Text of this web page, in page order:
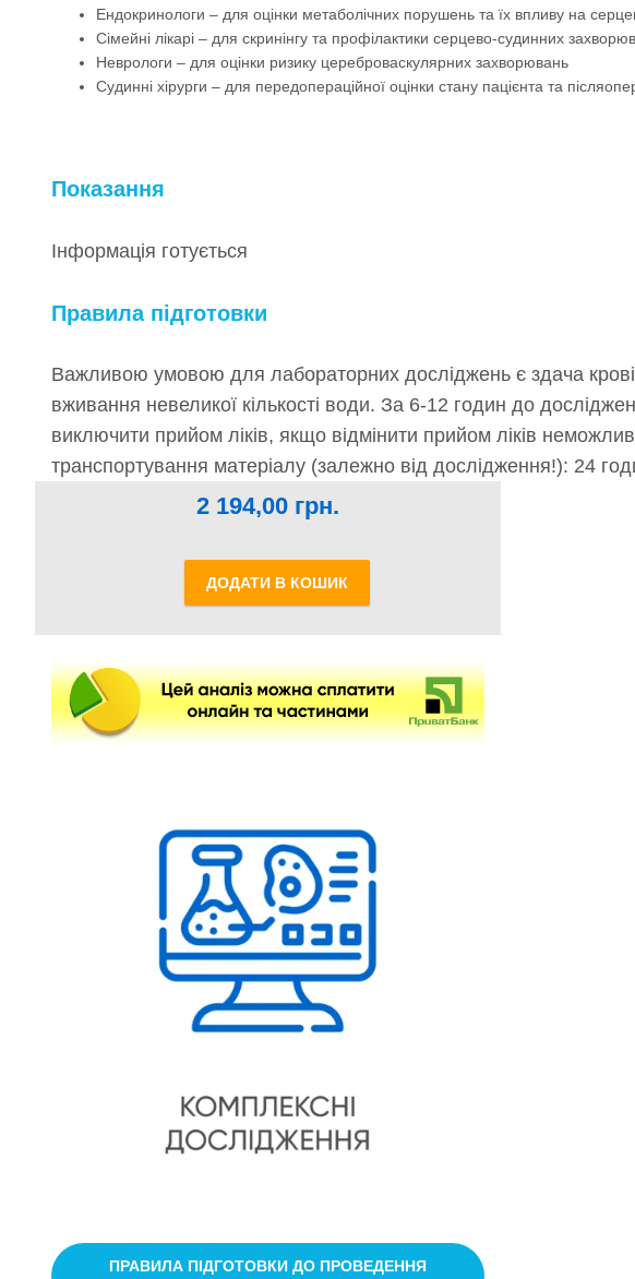
Ендокринологи – для оцінки метаболічних порушень та їх впливу на
Сімейні лікарі – для скринінгу та профілактики серцево-судинних
Неврологи – для оцінки ризику цереброваскулярних захворювань
Судинні хірурги – для передопераційної оцінки стану пацієнта та
Показання
Інформація готується
Правила підготовки
Важливою умовою для лабораторних досліджень є здача
вживання невеликої кількості води. За 6-12 годин до
виключити прийом ліків, якщо відмінити прийом ліків
транспортування матеріалу (залежно від дослідження!): 24
2 194,00 грн.
ДОДАТИ В КОШИК
ПРАВИЛА ПІДГОТОВКИ ДО ПРОВЕДЕННЯ